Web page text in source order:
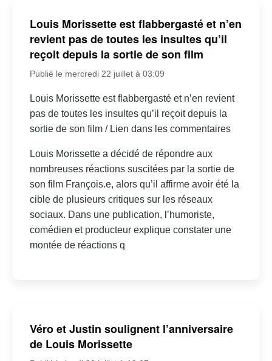
Louis Morissette est flabbergasté et n’en
revient pas de toutes les insultes qu’il
reçoit depuis la sortie de son film
Publié le mercredi 22 juillet à 03:09
Louis Morissette est flabbergasté et n’en revient
pas de toutes les insultes qu’il reçoit depuis la
sortie de son film / Lien dans les commentaires
Louis Morissette a décidé de répondre aux
nombreuses réactions suscitées par la sortie de
son film François.e, alors qu’il affirme avoir été la
cible de plusieurs critiques sur les réseaux
sociaux. Dans une publication, l’humoriste,
comédien et producteur explique constater une
montée de réactions q
Véro et Justin soulignent l’anniversaire
de Louis Morissette